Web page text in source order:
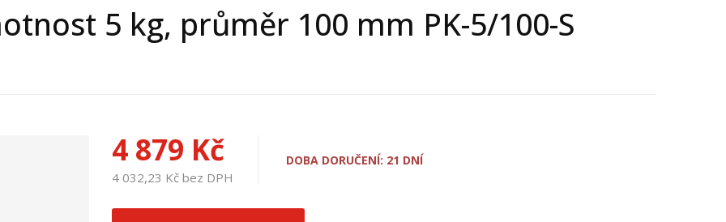
e
5 kg, průměr 100 mm PK-5/100-S
4 879 Kč
4 032,23 Kč bez DPH
DOBA DORUČENÍ: 21 DNÍ